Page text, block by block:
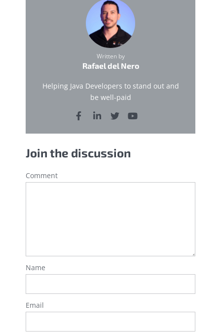
Written by
Rafael del Nero
Helping Java Developers to stand out and
be well-paid
Join the discussion
Comment
Name
Email